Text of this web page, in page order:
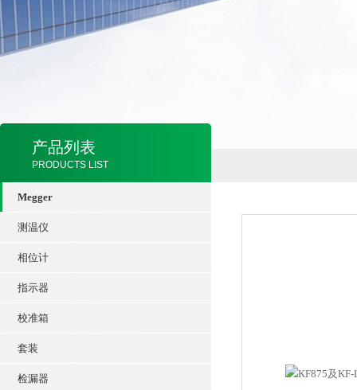
产品列表
PRODUCTS LIST
Megger
测温仪
相位计
指示器
校准箱
套装
检漏器